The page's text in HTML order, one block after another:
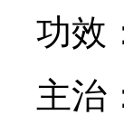
功效
主治